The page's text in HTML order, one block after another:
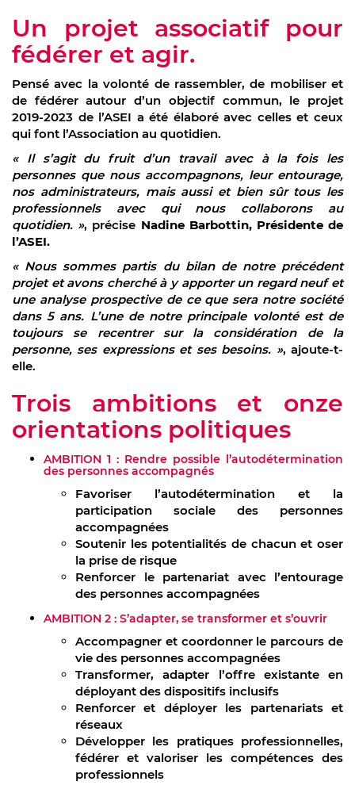
Un projet associatif pour
fédérer et agir.
Pensé avec la volonté de rassembler, de mobiliser et
de fédérer autour d’un objectif commun, le projet
2019-2023 de l’ASEI a été élaboré avec celles et ceux
qui font l’Association au quotidien.
« Il s’agit du fruit d’un travail avec à la fois les
personnes que nous accompagnons, leur entourage,
nos administrateurs, mais aussi et bien sûr tous les
professionnels avec qui nous collaborons au
quotidien. », précise Nadine Barbottin, Présidente de
l’ASEI.
« Nous sommes partis du bilan de notre précédent
projet et avons cherché à y apporter un regard neuf et
une analyse prospective de ce que sera notre société
dans 5 ans. L’une de notre principale volonté est de
toujours se recentrer sur la considération de la
personne, ses expressions et ses besoins. », ajoute-t-
elle.
Trois ambitions et onze
orientations politiques
AMBITION 1 : Rendre possible l’autodétermination
des personnes accompagnés
Favoriser l’autodétermination et la
participation sociale des personnes
accompagnées
Soutenir les potentialités de chacun et oser
la prise de risque
Renforcer le partenariat avec l’entourage
des personnes accompagnées
AMBITION 2 : S’adapter, se transformer et s’ouvrir
Accompagner et coordonner le parcours de
vie des personnes accompagnées
Transformer, adapter l’offre existante en
déployant des dispositifs inclusifs
Renforcer et déployer les partenariats et
réseaux
Développer les pratiques professionnelles,
fédérer et valoriser les compétences des
professionnels